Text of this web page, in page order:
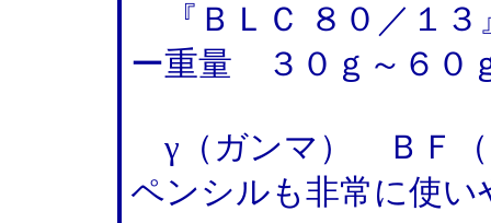
『ＢＬＣ ８０／１
ー重量 ３０ｇ～６０
γ（ガンマ） ＢＦ
ペンシルも非常に使い